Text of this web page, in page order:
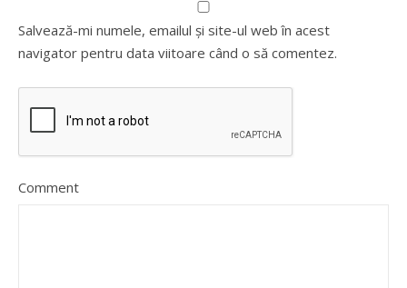
Salvează-mi numele, emailul și site-ul web în acest
navigator pentru data viitoare când o să comentez.
Comment